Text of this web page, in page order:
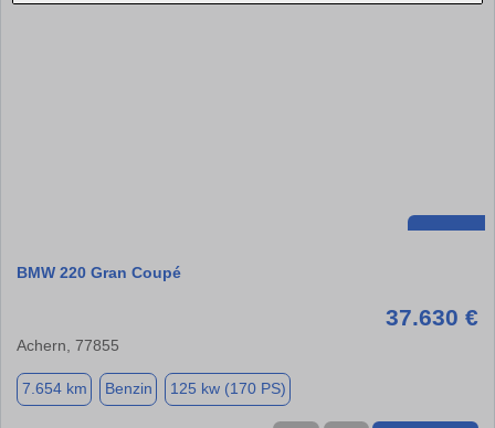
BMW 220 Gran Coupé
37.630 €
Achern, 77855
7.654 km Benzin 125 kw (170 PS)